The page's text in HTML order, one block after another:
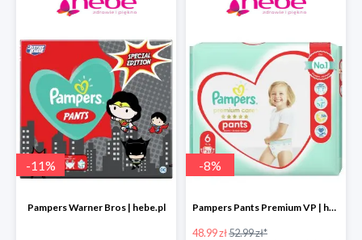
-11%
Pampers Warner Bros | hebe.pl
-8%
Pampers Pants Premium VP | hebe.pl
48.99 zł52.99 zł*